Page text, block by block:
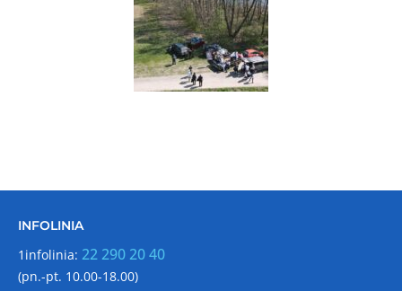
INFOLINIA
1infolinia: 22 290 20 40
(pn.-pt. 10.00-18.00)